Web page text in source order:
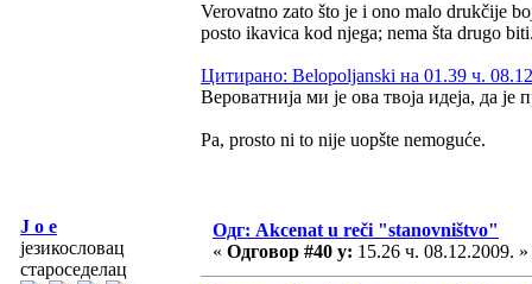
Verovatno zato što je i ono malo drukčije
posto ikavica kod njega; nema šta drugo
Цитирано: Belopoljanski на 01.39 ч.
Вероватнија ми је ова твоја идеја, да
Pa, prosto ni to nije uopšte nemoguće.
J o e
језикословац
староседелац
Одг: Akcenat u reči "stanovništvo"
« Одговор #40 у: 15.26 ч. 08.12.2009. »